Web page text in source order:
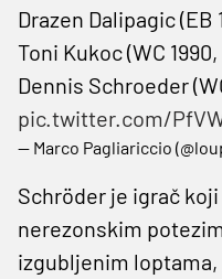
Drazen Dalipagic (EB
Toni Kukoc (WC 1990,
Dennis Schroeder
pic.twitter.com/
— Marco Pagliariccio
Schröder je igrač
nerezonskim
izgubljenim